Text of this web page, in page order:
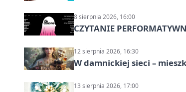
8 sierpnia 2026, 16:00
CZYTANIE
12 sierpnia 2026, 16:30
W damnickiej sieci –
13 sierpnia 2026, 17:00